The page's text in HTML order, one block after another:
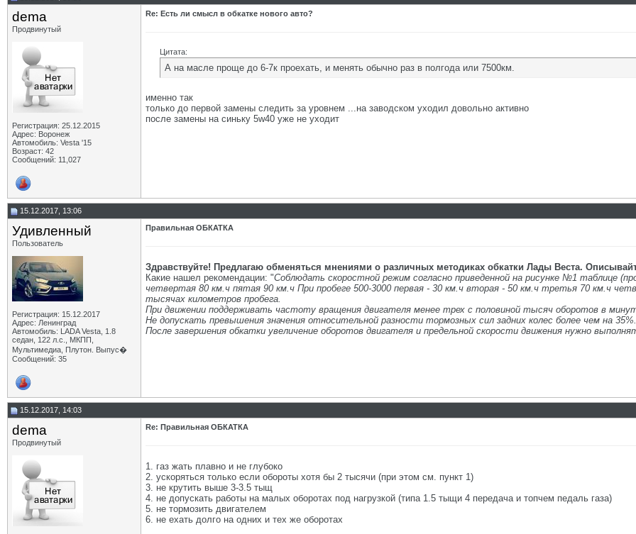
dema
Продвинутый
Регистрация: 25.12.2015
Адрес: Воронеж
Автомобиль: Vesta '15
Возраст: 42
Сообщений: 11,027
Re: Есть ли смысл в обкатке нового авто?
Цитата:
А на масле проще до 6-7к проехать, и менять обычно раз в полгода или 7500км.
именно так
только до первой замены следить за уровнем ...на заводском уходил довольно активно
после замены на синьку 5w40 уже не уходит
15.12.2017, 13:06
Удивленный
Пользователь
Регистрация: 15.12.2017
Адрес: Ленинград
Автомобиль: LADA Vesta, 1.8
седан, 122 л.с., МКПП,
Мультимедиа, Плутон. Выпус�
Сообщений: 35
Правильная ОБКАТКА
Здравствуйте! Предлагаю обменяться мнениями о различных методиках обкатки Лады Веста.
Какие нашел рекомендации: "Соблюдать скоростной режим согласно приведенной на рисунке №1 таблице
четвертая 80 км.ч пятая 90 км.ч При пробеге 500-3000 первая - 30 км.ч вторая - 50 км.ч третья 70 км.ч
тысячах километров пробега.
При движении поддерживать частоту вращения двигателя менее трех с половиной тысяч оборотов в
Не допускать превышения значения относительной разности тормозных сил задних колес более чем на 35%.
После завершения обкатки увеличение оборотов двигателя и предельной скорости движения нужно
15.12.2017, 14:03
dema
Продвинутый
Re: Правильная ОБКАТКА
1. газ жать плавно и не глубоко
2. ускоряться только если обороты хотя бы 2 тысячи (при этом см. пункт 1)
3. не крутить выше 3-3.5 тыщ
4. не допускать работы на малых оборотах под нагрузкой (типа 1.5 тыщи 4 передача и топчем педаль газа)
5. не тормозить двигателем
6. не ехать долго на одних и тех же оборотах